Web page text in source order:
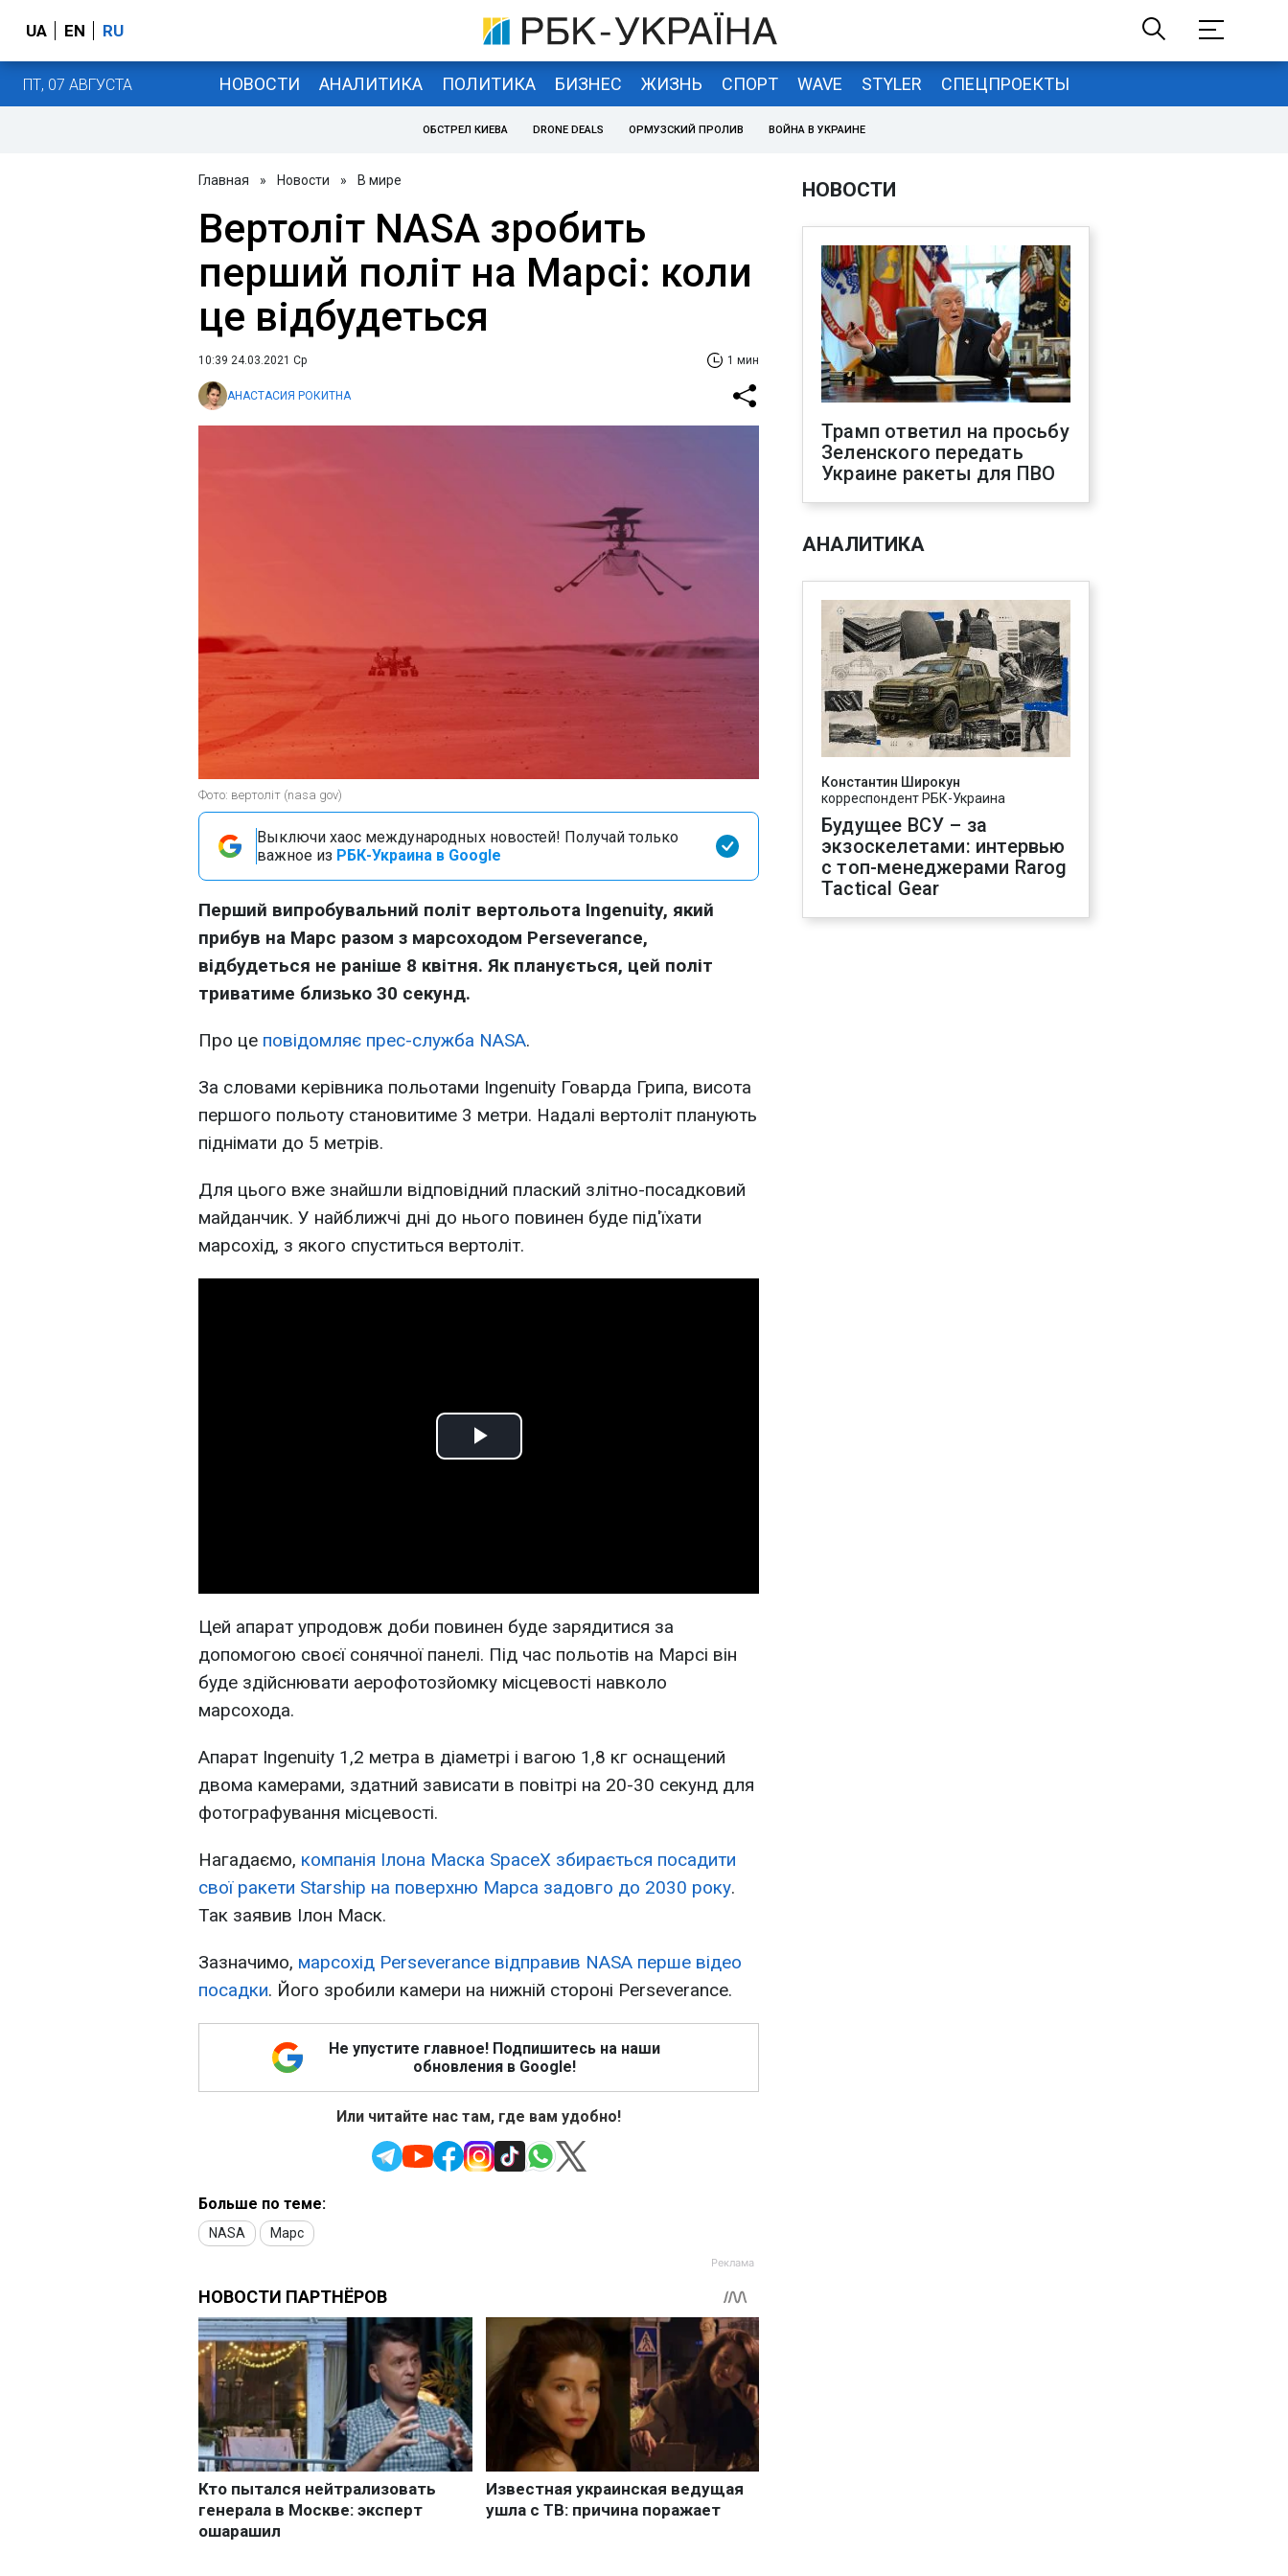
UA EN RU
ПТ, 07 АВГУСТА НОВОСТИ АНАЛИТИКА ПОЛИТИКА БИЗНЕС ЖИЗНЬ СПОРТ WAVE STYLER СПЕЦПРОЕКТЫ
ОБСТРЕЛ КИЕВА DRONE DEALS ОРМУЗСКИЙ ПРОЛИВ ВОЙНА В УКРАИНЕ
Главная » Новости » В мире
Вертоліт NASA зробить
перший політ на Марсі: коли
це відбудеться
10:39 24.03.2021 Ср 1 мин
АНАСТАСИЯ РОКИТНА
Фото: вертоліт (nasa gov)
Выключи хаос международных новостей! Получай только
важное из РБК-Украина в Google
Перший випробувальний політ вертольота Ingenuity, який
прибув на Марс разом з марсоходом Perseverance,
відбудеться не раніше 8 квітня. Як планується, цей політ
триватиме близько 30 секунд.
Про це повідомляє прес-служба NASA.
За словами керівника польотами Ingenuity Говарда Грипа, висота
першого польоту становитиме 3 метри. Надалі вертоліт планують
піднімати до 5 метрів.
Для цього вже знайшли відповідний плаский злітно-посадковий
майданчик. У найближчі дні до нього повинен буде під'їхати
марсохід, з якого спуститься вертоліт.
Play
Цей апарат упродовж доби повинен буде зарядитися за
допомогою своєї сонячної панелі. Під час польотів на Марсі він
буде здійснювати аерофотозйомку місцевості навколо
марсохода.
Апарат Ingenuity 1,2 метра в діаметрі і вагою 1,8 кг оснащений
двома камерами, здатний зависати в повітрі на 20-30 секунд для
фотографування місцевості.
Нагадаємо, компанія Ілона Маска SpaceX збирається посадити
свої ракети Starship на поверхню Марса задовго до 2030 року.
Так заявив Ілон Маск.
Зазначимо, марсохід Perseverance відправив NASA перше відео
посадки. Його зробили камери на нижній стороні Perseverance.
Не упустите главное! Подпишитесь на наши
обновления в Google!
Или читайте нас там, где вам удобно!
Больше по теме:
NASA Марс
НОВОСТИ
Трамп ответил на просьбу
Зеленского передать
Украине ракеты для ПВО
АНАЛИТИКА
Константин Широкун
корреспондент РБК-Украина
Будущее ВСУ – за
экзоскелетами: интервью
с топ-менеджерами Rarog
Tactical Gear